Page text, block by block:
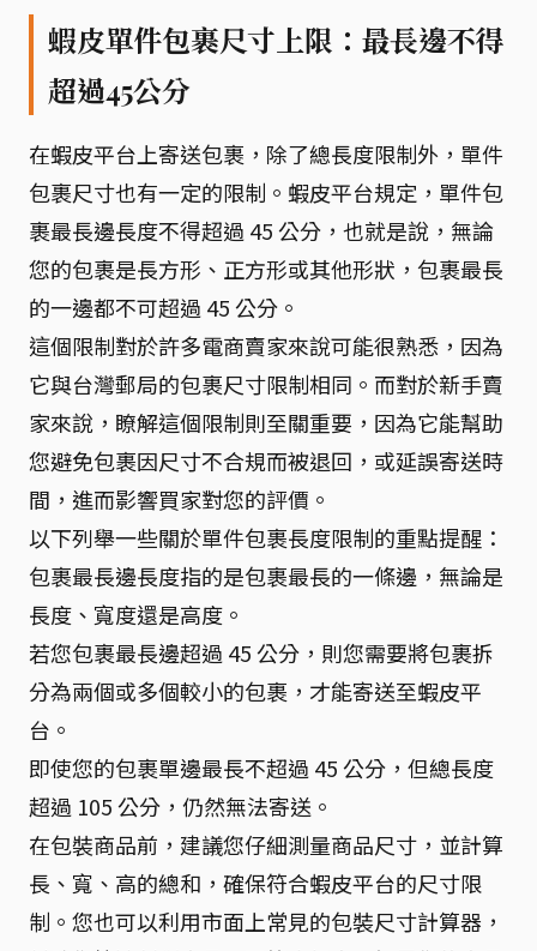
蝦皮單件包裹尺寸上限：最長邊不得
超過45公分
在蝦皮平台上寄送包裹，除了總長度限制外，單件
包裹尺寸也有一定的限制。蝦皮平台規定，單件包
裹最長邊長度不得超過 45 公分，也就是說，無論
您的包裹是長方形、正方形或其他形狀，包裹最長
的一邊都不可超過 45 公分。
這個限制對於許多電商賣家來說可能很熟悉，因為
它與台灣郵局的包裹尺寸限制相同。而對於新手賣
家來說，瞭解這個限制則至關重要，因為它能幫助
您避免包裹因尺寸不合規而被退回，或延誤寄送時
間，進而影響買家對您的評價。
以下列舉一些關於單件包裹長度限制的重點提醒：
包裹最長邊長度指的是包裹最長的一條邊，無論是
長度、寬度還是高度。
若您包裹最長邊超過 45 公分，則您需要將包裹拆
分為兩個或多個較小的包裹，才能寄送至蝦皮平
台。
即使您的包裹單邊最長不超過 45 公分，但總長度
超過 105 公分，仍然無法寄送。
在包裝商品前，建議您仔細測量商品尺寸，並計算
長、寬、高的總和，確保符合蝦皮平台的尺寸限
制。您也可以利用市面上常見的包裝尺寸計算器，